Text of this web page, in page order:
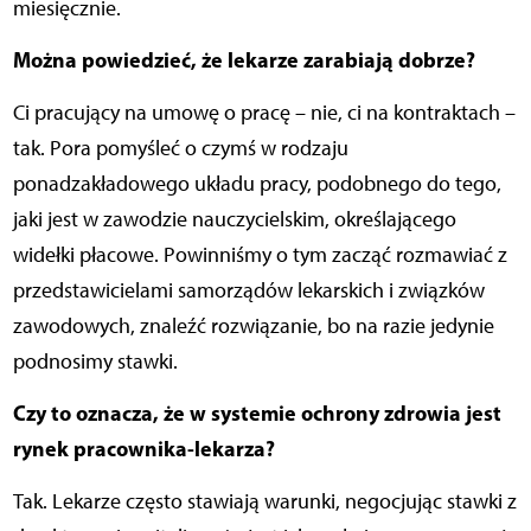
miesięcznie.
Można powiedzieć, że lekarze zarabiają dobrze?
Ci pracujący na umowę o pracę – nie, ci na kontraktach –
tak. Pora pomyśleć o czymś w rodzaju
ponadzakładowego układu pracy, podobnego do tego,
jaki jest w zawodzie nauczycielskim, określającego
widełki płacowe. Powinniśmy o tym zacząć rozmawiać z
przedstawicielami samorządów lekarskich i związków
zawodowych, znaleźć rozwiązanie, bo na razie jedynie
podnosimy stawki.
Czy to oznacza, że w systemie ochrony zdrowia jest
rynek pracownika-lekarza?
Tak. Lekarze często stawiają warunki, negocjując stawki z